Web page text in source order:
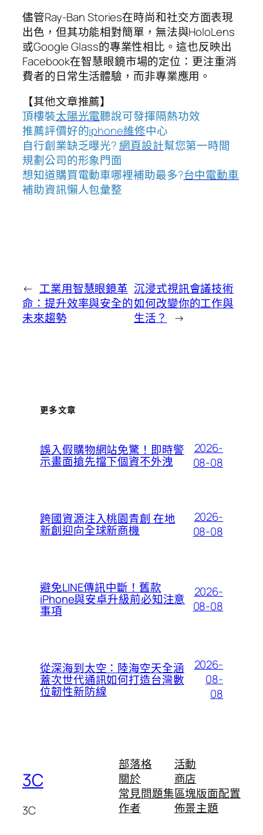
儘管Ray-Ban Stories在時尚和社交方面表現
出色，但其功能相對簡單，無法與HoloLens
或Google Glass的專業性相比。這也反映出
Facebook在智慧眼鏡市場的定位：更注重消
費者的日常生活體驗，而非專業應用。
【其他文章推薦】
頂樓裝太陽光電聽說可發揮隔熱功效
推薦評價好的iphone維修中心
自行創業缺乏曝光?網頁設計幫您第一時間
規劃公司的形象門面
想知道購買電動車哪裡補助最多?台中電動車
補助資訊懶人包彙整
← 工業用智慧眼鏡革
命：提升效率與安全的
未來趨勢
沉浸式視訊會議技術
如何改變你的工作與
生活？
→
更多文章
誤入假購物網站免驚！即時警
示畫面搶先擋下個資不外洩
2026-
08-08
跨國資源注入桃園青創 在地
新創迎向全球新商機
2026-
08-08
避免LINE傳訊中斷！舊款
iPhone與安卓升級前必知注意
事項
2026-
08-08
從深海到太空：陸海空天全涵
蓋次世代通訊如何打造台灣數
位韌性新防線
2026-
08-
08
3C
3C
部落格
關於
常見問題集
作者
活動
商店
區塊版面配置
佈景主題